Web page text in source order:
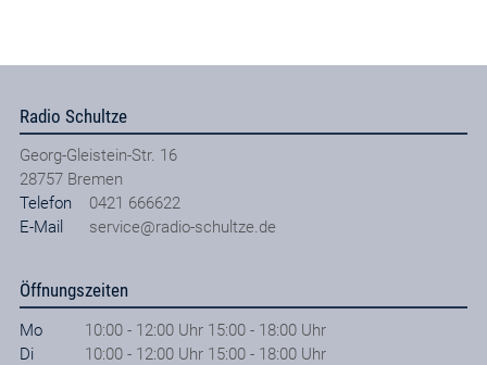
Radio Schultze
Georg-Gleistein-Str. 16
28757 Bremen
Telefon
0421 666622
E-Mail
service@radio-schultze.de
Öffnungszeiten
Mo
10:00 - 12:00 Uhr 15:00 - 18:00 Uhr
Di
10:00 - 12:00 Uhr 15:00 - 18:00 Uhr